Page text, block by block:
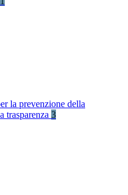
la prevenzione della
trasparenza 3